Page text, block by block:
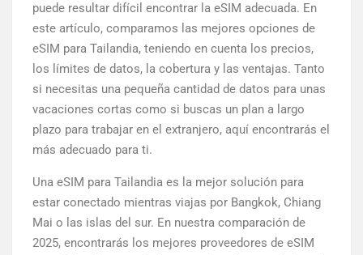
puede resultar difícil encontrar la eSIM adecuada. En
este artículo, comparamos las mejores opciones de
eSIM para Tailandia, teniendo en cuenta los precios,
los límites de datos, la cobertura y las ventajas. Tanto
si necesitas una pequeña cantidad de datos para unas
vacaciones cortas como si buscas un plan a largo
plazo para trabajar en el extranjero, aquí encontrarás el
más adecuado para ti.
Una eSIM para Tailandia es la mejor solución para
estar conectado mientras viajas por Bangkok, Chiang
Mai o las islas del sur. En nuestra comparación de
2025, encontrarás los mejores proveedores de eSIM